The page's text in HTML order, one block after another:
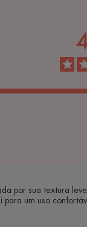
por sua textura
um uso